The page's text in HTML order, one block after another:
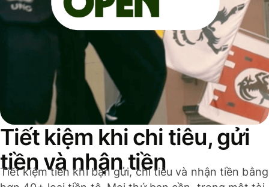
Tiết kiệm khi chi tiêu, gửi
tiền và nhận tiền
Tiết kiệm tiền khi bạn gửi, chi tiêu và nhận tiền bằng